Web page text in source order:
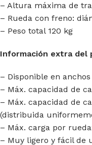
– Altura máxima de
– Rueda con freno:
– Peso total 120 kg
Información extra del
– Disponible en
– Máx. capacidad de
– Máx. capacidad de
(distribuida
– Máx. carga por
– Muy ligero y fácil de